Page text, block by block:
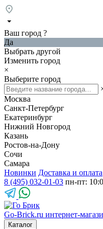
Ваш город ?
Да
Выбрать другой
Изменить город
×
Выберите город
Москва
Санкт-Петербург
Екатеринбург
Нижний Новгород
Казань
Ростов-на-Дону
Сочи
Самара
Новинки Доставка и оплата
8 (495) 032-01-03 пн-пт:
Go-Brick.ru интернет-
Каталог